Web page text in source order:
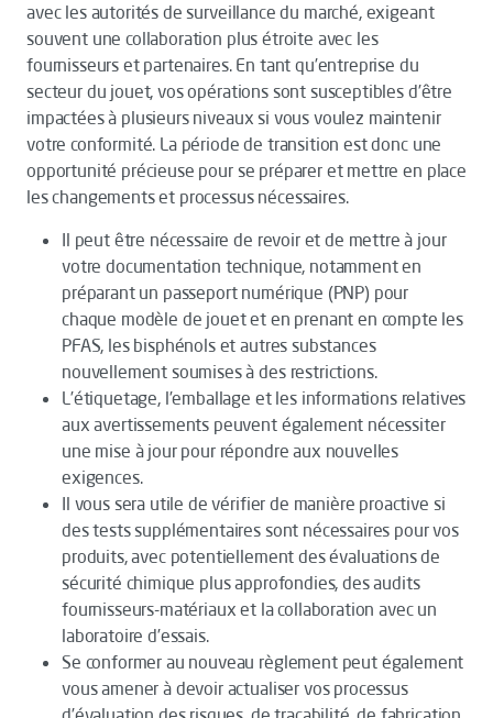
avec les autorités de surveillance du marché, exigeant
souvent une collaboration plus étroite avec les
fournisseurs et partenaires. En tant qu’entreprise du
secteur du jouet, vos opérations sont susceptibles d’être
impactées à plusieurs niveaux si vous voulez maintenir
votre conformité. La période de transition est donc une
opportunité précieuse pour se préparer et mettre en place
les changements et processus nécessaires.
Il peut être nécessaire de revoir et de mettre à jour
votre documentation technique, notamment en
préparant un passeport numérique (PNP) pour
chaque modèle de jouet et en prenant en compte les
PFAS, les bisphénols et autres substances
nouvellement soumises à des restrictions.
L’étiquetage, l’emballage et les informations relatives
aux avertissements peuvent également nécessiter
une mise à jour pour répondre aux nouvelles
exigences.
Il vous sera utile de vérifier de manière proactive si
des tests supplémentaires sont nécessaires pour vos
produits, avec potentiellement des évaluations de
sécurité chimique plus approfondies, des audits
fournisseurs-matériaux et la collaboration avec un
laboratoire d’essais.
Se conformer au nouveau règlement peut également
vous amener à devoir actualiser vos processus